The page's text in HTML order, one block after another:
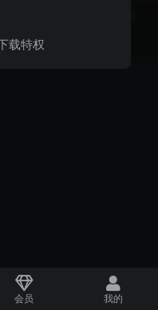
源分享站 Theme
安备 00000000
会员 我的
载特权